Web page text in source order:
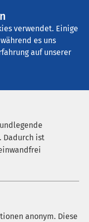
verwendet. Einige
es uns
auf unserer
Dadurch ist
anonym. Diese
mit Meldungen